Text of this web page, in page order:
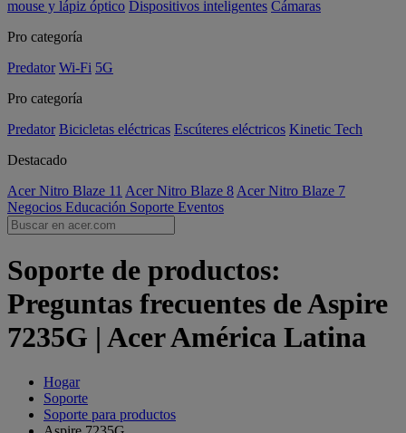
mouse y lápiz óptico Dispositivos inteligentes Cámaras
Pro categoría
Predator Wi-Fi 5G
Pro categoría
Predator Bicicletas eléctricas Escúteres eléctricos Kinetic Tech
Destacado
Acer Nitro Blaze 11 Acer Nitro Blaze 8 Acer Nitro Blaze 7
Negocios Educación Soporte Eventos
Soporte de productos:
Preguntas frecuentes de Aspire
7235G | Acer América Latina
Hogar
Soporte
Soporte para productos